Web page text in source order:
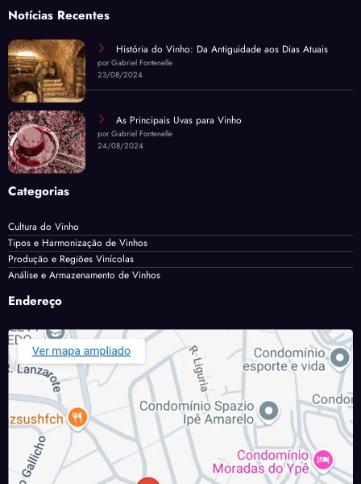
Notícias Recentes
História do Vinho: Da Antiguidade aos Dias Atuais
por Gabriel Fontenelle
23/08/2024
As Principais Uvas para Vinho
por Gabriel Fontenelle
24/08/2024
Categorias
Cultura do Vinho
Tipos e Harmonização de Vinhos
Produção e Regiões Vinícolas
Análise e Armazenamento de Vinhos
Endereço